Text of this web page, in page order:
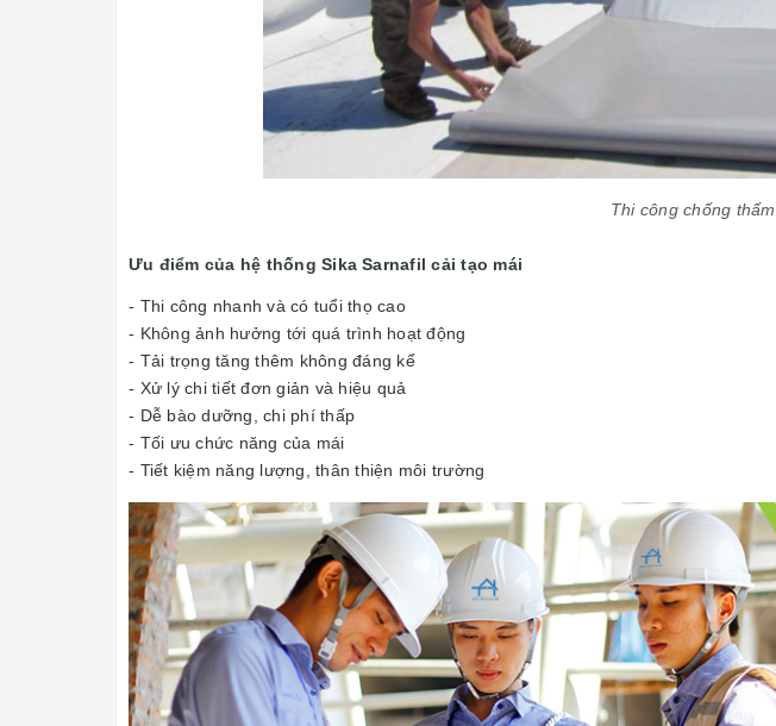
Thi công chống
Ưu điểm của hệ thống Sika Sarnafil cải tạo mái
- Thi công nhanh và có tuổi thọ cao
- Không ảnh hưởng tới quá trình hoạt động
- Tải trọng tăng thêm không đáng kể
- Xử lý chi tiết đơn giản và hiệu quả
- Dễ bào dưỡng, chi phí thấp
- Tối ưu chức năng của mái
- Tiết kiệm năng lượng, thân thiện môi trường